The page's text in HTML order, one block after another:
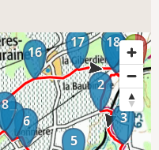
1
2
3
5
6
7
8
16
17 18